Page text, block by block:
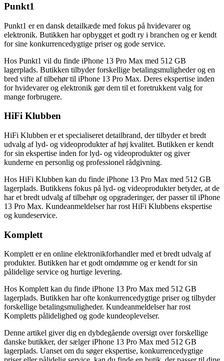
Punkt1
Punkt1 er en dansk detailkæde med fokus på hvidevarer og
elektronik. Butikken har opbygget et godt ry i branchen og er kendt
for sine konkurrencedygtige priser og gode service.
Hos Punkt1 vil du finde iPhone 13 Pro Max med 512 GB
lagerplads. Butikken tilbyder forskellige betalingsmuligheder og en
bred vifte af tilbehør til iPhone 13 Pro Max. Deres ekspertise inden
for hvidevarer og elektronik gør dem til et foretrukkent valg for
mange forbrugere.
HiFi Klubben
HiFi Klubben er et specialiseret detailbrand, der tilbyder et bredt
udvalg af lyd- og videoprodukter af høj kvalitet. Butikken er kendt
for sin ekspertise inden for lyd- og videoprodukter og giver
kunderne en personlig og professionel rådgivning.
Hos HiFi Klubben kan du finde iPhone 13 Pro Max med 512 GB
lagerplads. Butikkens fokus på lyd- og videoprodukter betyder, at de
har et bredt udvalg af tilbehør og opgraderinger, der passer til iPhone
13 Pro Max. Kundeanmeldelser har rost HiFi Klubbens ekspertise
og kundeservice.
Komplett
Komplett er en online elektronikforhandler med et bredt udvalg af
produkter. Butikken har et godt omdømme og er kendt for sin
pålidelige service og hurtige levering.
Hos Komplett kan du finde iPhone 13 Pro Max med 512 GB
lagerplads. Butikken har ofte konkurrencedygtige priser og tilbyder
forskellige betalingsmuligheder. Kundeanmeldelser har rost
Kompletts pålidelighed og gode kundeoplevelser.
Denne artikel giver dig en dybdegående oversigt over forskellige
danske butikker, der sælger iPhone 13 Pro Max med 512 GB
lagerplads. Uanset om du søger ekspertise, konkurrencedygtige